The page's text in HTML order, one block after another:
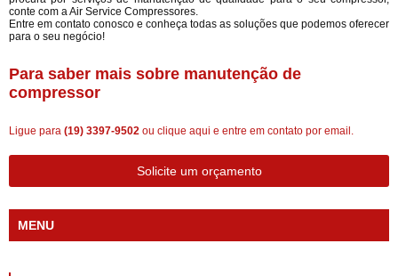
conte com a Air Service Compressores.
Entre em contato conosco e conheça todas as soluções que podemos oferecer
para o seu negócio!
Para saber mais sobre manutenção de
compressor
Ligue para (19) 3397-9502 ou clique aqui e entre em contato por email.
Solicite um orçamento
MENU